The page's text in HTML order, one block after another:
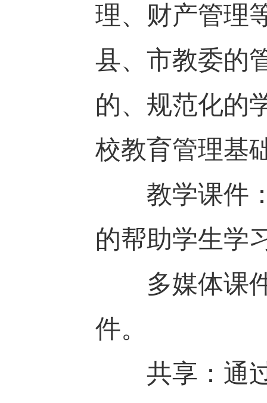
理、财产管理
县、市教委的
的、规范化的
校教育管理基
教学课件：
的帮助学生学
多媒体课件
件。
共享：通过